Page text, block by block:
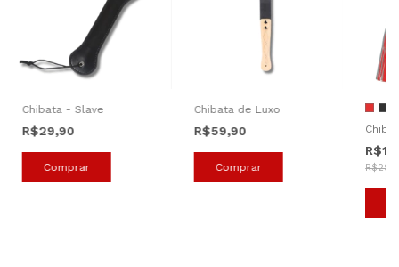
Chibata - Slave
R$29,90
Chibata de Luxo
R$59,90